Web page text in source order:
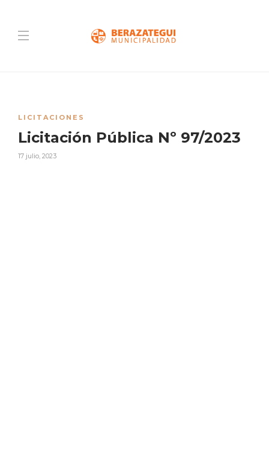
LICITACIONES
Licitación Pública Nº 97/2023
17 julio, 2023